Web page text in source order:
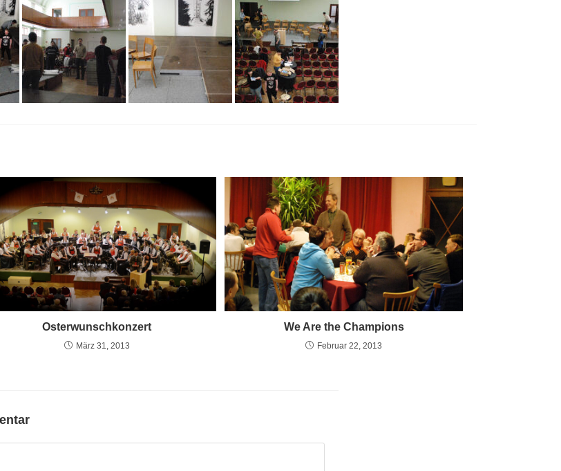
Osterwunschkonzert
März 31, 2013
We Are the Champions
Februar 22, 2013